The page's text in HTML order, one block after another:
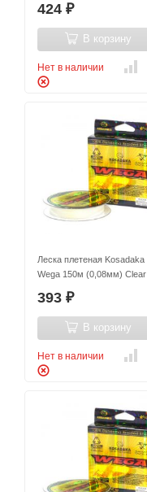
424 ₽
В корзину
Нет в наличии
Леска плетеная Kosadaka
Wega 150м (0,08мм) Clear
393 ₽
В корзину
Нет в наличии